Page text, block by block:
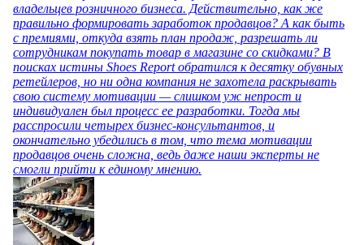
владельцев розничного бизнеса. Действительно, как же
правильно формировать заработок продавцов? А как быть
с премиями, откуда взять план продаж, разрешать ли
сотрудникам покупать товар в магазине со скидками? В
поисках истины Shoes Report обратился к десятку обувных
ретейлеров, но ни одна компания не захотела раскрывать
свою систему мотивации — слишком уж непрост и
индивидуален был процесс ее разработки. Тогда мы
расспросили четырех бизнес-консультантов, и
окончательно убедились в том, что тема мотивации
продавцов очень сложна, ведь даже наши эксперты не
смогли прийти к единому мнению.